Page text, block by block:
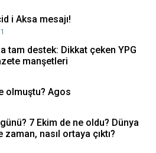
i Aksa mesajı!
tam destek: Dikkat çeken YPG
manşetleri
olmuştu? Agos
7 Ekim de ne oldu? Dünya
zaman, nasıl ortaya çıktı?